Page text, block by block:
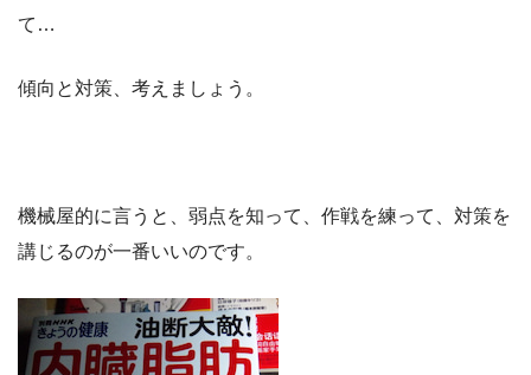
て…
傾向と対策、考えましょう。
機械屋的に言うと、弱点を知って、作戦を練って、対策を
講じるのが一番いいのです。